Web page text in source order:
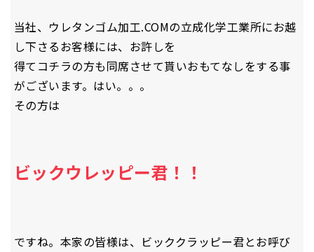
当社、ウレタンゴム加工.COMの立成化学工業所にお越
し下さるお客様には、お許しを
得てコチラの方も同席させて貰いおもてなしをする事
がございます。はい。。。
その方は
ビックウレッピー君！！
ですね。本家の皆様は、ビッククラッピー君とお呼び